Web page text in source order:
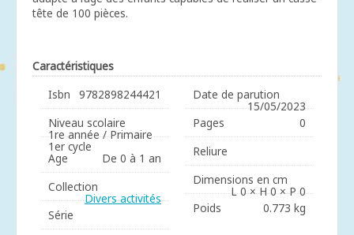
tête de 100 pièces.
Caractéristiques
Isbn
9782898244421
Niveau scolaire
1re année / Primaire
1er cycle
Age
De 0 à 1 an
Collection
Divers activités
Série
Date de parution
15/05/2023
Pages
0
Reliure
Dimensions en cm
L 0 × H 0 × P 0
Poids
0.773 kg